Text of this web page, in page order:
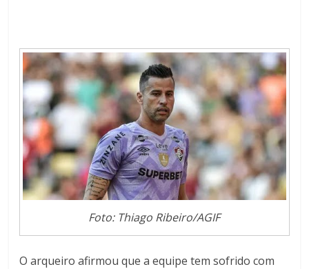
Foto: Thiago Ribeiro/AGIF
O arqueiro afirmou que a equipe tem sofrido com